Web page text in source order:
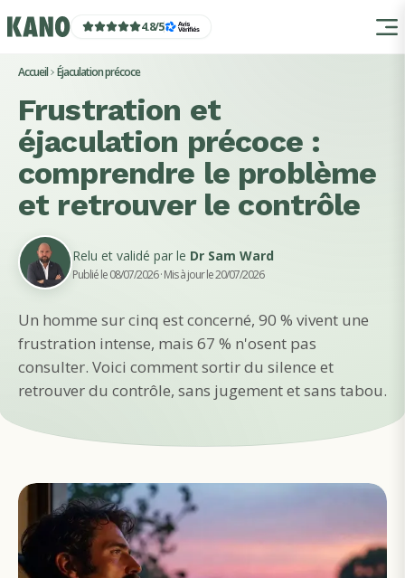
4.8/5
Accueil Éjaculation précoce
Frustration et
éjaculation précoce :
comprendre le problème
et retrouver le contrôle
Relu et validé par le Dr Sam Ward
Publié le 08/07/2026· Mis à jour le 20/07/2026
Un homme sur cinq est concerné, 90 % vivent une
frustration intense, mais 67 % n'osent pas
consulter. Voici comment sortir du silence et
retrouver du contrôle, sans jugement et sans tabou.